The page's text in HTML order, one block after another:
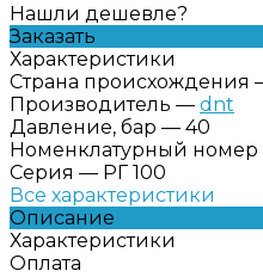
Нашли дешевле?
Заказать
Характеристики
Страна происхождения
Производитель — dnt
Давление, бар — 40
Номенклатурный номер
Серия — РГ 100
Все характеристики
Описание
Характеристики
Оплата